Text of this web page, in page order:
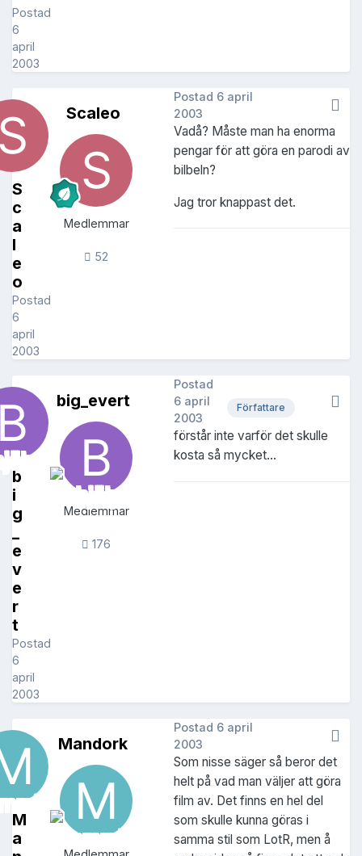
Postad
6
april
2003
S
c
a
l
e
o
Postad
6
april
2003
Scaleo
Medlemmar
52
Postad 6 april
2003
Vadå? Måste man ha enorma
pengar för att göra en parodi av
bilbeln?
Jag tror knappast det.
b
i
g
_
e
v
e
r
t
Postad
6
april
2003
big_evert
Medlemmar
176
Författare
Postad
6 april
2003
förstår inte varför det skulle
kosta så mycket...
M
a
Mandork
Postad 6 april
2003
Som nisse säger så beror det
helt på vad man väljer att göra
film av. Det finns en hel del
som skulle kunna göras i
samma stil som LotR, men å